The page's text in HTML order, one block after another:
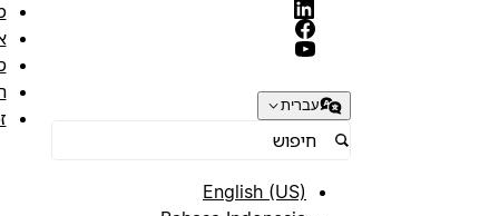
עברית
English (US)